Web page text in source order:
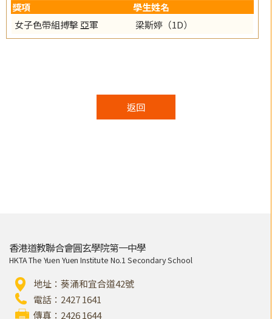
獎項
學生姓名
女子色帶組搏擊 亞軍
梁斯婷（1D）
返回
香港道教聯合會圓玄學院第一中學
HKTA The Yuen Yuen Institute No.1 Secondary School
地址：葵涌和宜合道42號
電話：2427 1641
傳真：2426 1644